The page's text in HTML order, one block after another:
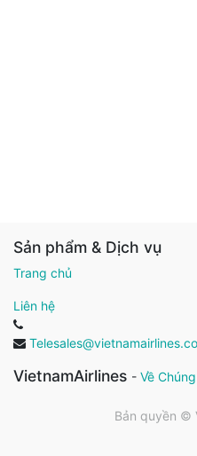
Sản phẩm & Dịch vụ
Trang chủ
Liên hệ
VietnamAirlines - Về
Bản quyền ©